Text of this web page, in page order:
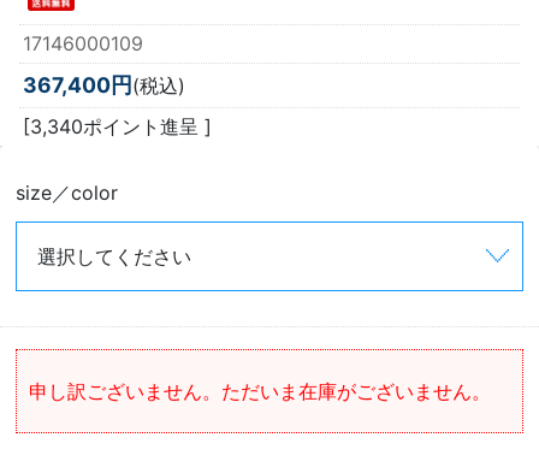
17146000109
367,400円 (税込)
[3,340ポイント進呈 ]
size／color
申し訳ございません。ただいま在庫がございません。